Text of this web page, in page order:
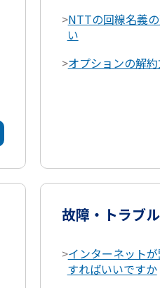
>NTTの回線名義
い
>オプションの解
故障・トラブル
>インターネット
すればいいですか